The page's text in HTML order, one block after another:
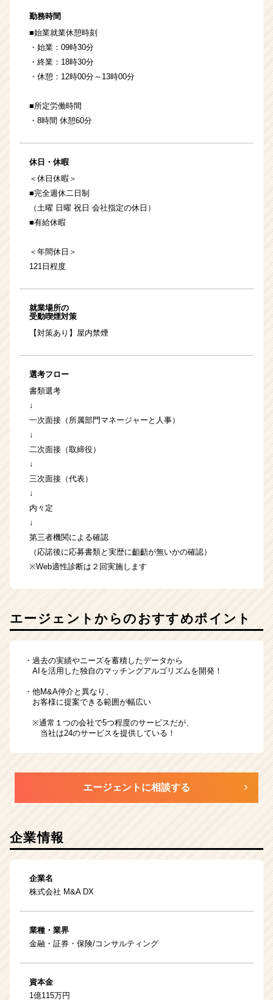
勤務時間
■始業就業休憩時刻
・始業：09時30分
・終業：18時30分
・休憩：12時00分～13時00分
■所定労働時間
・8時間 休憩60分
休日・休暇
＜休日休暇＞
■完全週休二日制
（土曜 日曜 祝日 会社指定の休日）
■有給休暇
＜年間休日＞
121日程度
就業場所の
受動喫煙対策
【対策あり】屋内禁煙
選考フロー
書類選考
↓
一次面接（所属部門マネージャーと人事）
↓
二次面接（取締役）
↓
三次面接（代表）
↓
内々定
↓
第三者機関による確認
（応諾後に応募書類と実歴に齟齬が無いかの確認）
※Web適性診断は２回実施します
エージェントからのおすすめポイント
・過去の実績やニーズを蓄積したデータから
AIを活用した独自のマッチングアルゴリズムを開発！
・他M&A仲介と異なり、
お客様に提案できる範囲が幅広い
※通常１つの会社で5つ程度のサービスだが、
当社は24のサービスを提供している！
エージェントに相談する
企業情報
企業名
株式会社 M&A DX
業種・業界
金融・証券・保険/コンサルティング
資本金
1億115万円